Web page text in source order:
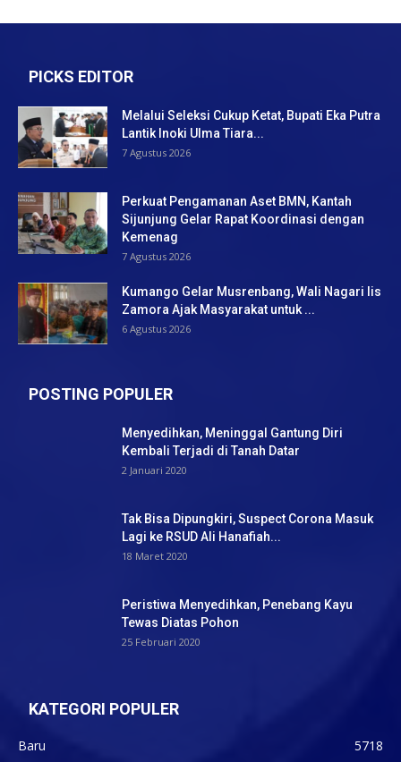
PICKS EDITOR
Melalui Seleksi Cukup Ketat, Bupati Eka Putra
Lantik Inoki Ulma Tiara...
7 Agustus 2026
Perkuat Pengamanan Aset BMN, Kantah
Sijunjung Gelar Rapat Koordinasi dengan
Kemenag
7 Agustus 2026
Kumango Gelar Musrenbang, Wali Nagari Iis
Zamora Ajak Masyarakat untuk ...
6 Agustus 2026
POSTING POPULER
Menyedihkan, Meninggal Gantung Diri
Kembali Terjadi di Tanah Datar
2 Januari 2020
Tak Bisa Dipungkiri, Suspect Corona Masuk
Lagi ke RSUD Ali Hanafiah...
18 Maret 2020
Peristiwa Menyedihkan, Penebang Kayu
Tewas Diatas Pohon
25 Februari 2020
KATEGORI POPULER
Baru
5718